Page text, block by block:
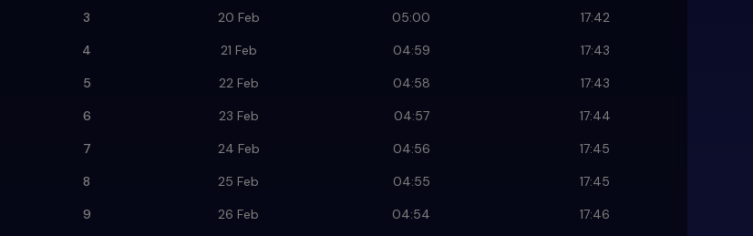
3
20 Feb 05:00
17:42
4
21 Feb 04:59
17:43
5
22 Feb 04:58
17:43
6
23 Feb 04:57
17:44
7
24 Feb 04:56
17:45
8
25 Feb 04:55
17:45
9
26 Feb 04:54
17:46